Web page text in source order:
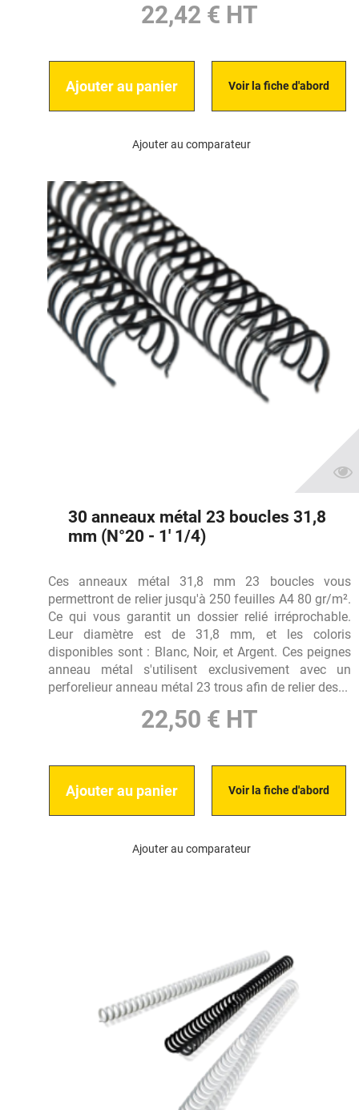
22,42 € HT
Ajouter au panier Voir la fiche d'abord
Ajouter au comparateur
30 anneaux métal 23 boucles 31,8
mm (N°20 - 1' 1/4)
Ces anneaux métal 31,8 mm 23 boucles vous
permettront de relier jusqu'à 250 feuilles A4 80 gr/m².
Ce qui vous garantit un dossier relié irréprochable.
Leur diamètre est de 31,8 mm, et les coloris
disponibles sont : Blanc, Noir, et Argent. Ces peignes
anneau métal s'utilisent exclusivement avec un
perforelieur anneau métal 23 trous afin de relier des...
22,50 € HT
Ajouter au panier Voir la fiche d'abord
Ajouter au comparateur